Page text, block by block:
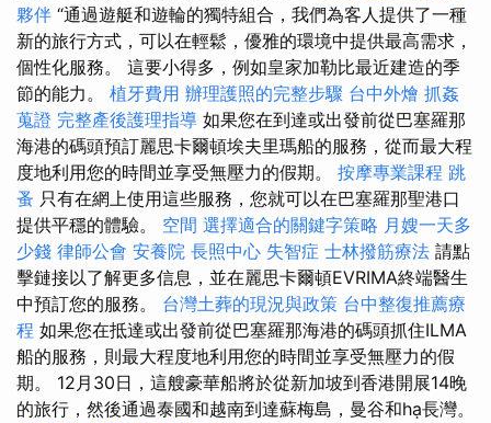
夥伴 “通過遊艇和遊輪的獨特組合，我們為客人提供了一種
新的旅行方式，可以在輕鬆，優雅的環境中提供最高需求，
個性化服務。 這要小得多，例如皇家加勒比最近建造的季
節的能力。 植牙費用 辦理護照的完整步驟 台中外燴 抓姦
蒐證 完整產後護理指導 如果您在到達或出發前從巴塞羅那
海港的碼頭預訂麗思卡爾頓埃夫里瑪船的服務，從而最大程
度地利用您的時間並享受無壓力的假期。 按摩專業課程 跳
蚤 只有在網上使用這些服務，您就可以在巴塞羅那聖港口
提供平穩的體驗。 空間 選擇適合的關鍵字策略 月嫂一天多
少錢 律師公會 安養院 長照中心 失智症 士林撥筋療法 請點
擊鏈接以了解更多信息，並在麗思卡爾頓EVRIMA終端醫生
中預訂您的服務。 台灣土葬的現況與政策 台中整復推薦療
程 如果您在抵達或出發前從巴塞羅那海港的碼頭抓住ILMA
船的服務，則最大程度地利用您的時間並享受無壓力的假
期。 12月30日，這艘豪華船將於從新加坡到香港開展14晚
的旅行，然後通過泰國和越南到達蘇梅島，曼谷和hạ長灣。